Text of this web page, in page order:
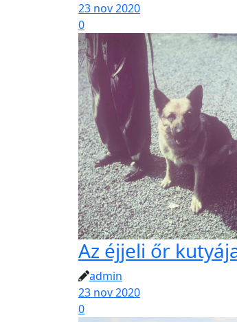
23 nov 2020
0
Az éjjeli őr
admin
23 nov 2020
0